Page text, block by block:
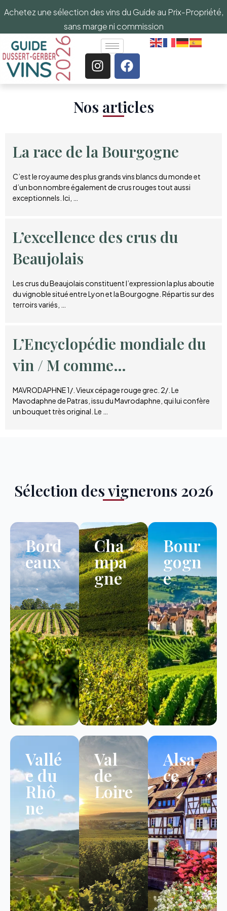
Achetez une sélection des vins du Guide au Prix-Propriété,
sans marge ni commission
Nos articles​
La race de la Bourgogne
C’est le royaume des plus grands vins blancs du monde et
d’un bon nombre également de crus rouges tout aussi
exceptionnels. Ici, …
L’excellence des crus du
Beaujolais
Les crus du Beaujolais constituent l’expression la plus aboutie
du vignoble situé entre Lyon et la Bourgogne. Répartis sur des
terroirs variés, …
L’Encyclopédie mondiale du
vin / M comme…
MAVRODAPHNE 1/. Vieux cépage rouge grec. 2/. Le
Mavodaphne de Patras, issu du Mavrodaphne, qui lui confère
un bouquet très original. Le …
Sélection des vignerons 2026
Bord
eaux
Cha
mpa
gne
Bour
gogn
e
Vallé
e du
Rhô
ne
Val
de
Loire
Alsa
ce